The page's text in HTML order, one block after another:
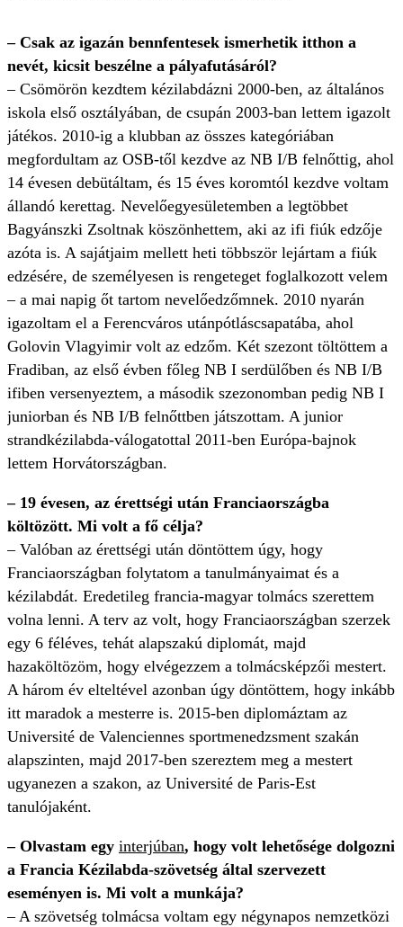
– Csak az igazán bennfentesek ismerhetik itthon a
nevét, kicsit beszélne a pályafutásáról?
– Csömörön kezdtem kézilabdázni 2000-ben, az általános
iskola első osztályában, de csupán 2003-ban lettem igazolt
játékos. 2010-ig a klubban az összes kategóriában
megfordultam az OSB-től kezdve az NB I/B felnőttig, ahol
14 évesen debütáltam, és 15 éves koromtól kezdve voltam
állandó kerettag. Nevelőegyesületemben a legtöbbet
Bagyánszki Zsoltnak köszönhettem, aki az ifi fiúk edzője
azóta is. A sajátjaim mellett heti többször lejártam a fiúk
edzésére, de személyesen is rengeteget foglalkozott velem
– a mai napig őt tartom nevelőedzőmnek. 2010 nyarán
igazoltam el a Ferencváros utánpótláscsapatába, ahol
Golovin Vlagyimir volt az edzőm. Két szezont töltöttem a
Fradiban, az első évben főleg NB I serdülőben és NB I/B
ifiben versenyeztem, a második szezonomban pedig NB I
juniorban és NB I/B felnőttben játszottam. A junior
strandkézilabda-válogatottal 2011-ben Európa-bajnok
lettem Horvátországban.
– 19 évesen, az érettségi után Franciaországba
költözött. Mi volt a fő célja?
– Valóban az érettségi után döntöttem úgy, hogy
Franciaországban folytatom a tanulmányaimat és a
kézilabdát. Eredetileg francia-magyar tolmács szerettem
volna lenni. A terv az volt, hogy Franciaországban szerzek
egy 6 féléves, tehát alapszakú diplomát, majd
hazaköltözöm, hogy elvégezzem a tolmácsképzői mestert.
A három év elteltével azonban úgy döntöttem, hogy inkább
itt maradok a mesterre is. 2015-ben diplomáztam az
Université de Valenciennes sportmenedzsment szakán
alapszinten, majd 2017-ben szereztem meg a mestert
ugyanezen a szakon, az Université de Paris-Est
tanulójaként.
– Olvastam egy interjúban, hogy volt lehetősége dolgozni
a Francia Kézilabda-szövetség által szervezett
eseményen is. Mi volt a munkája?
– A szövetség tolmácsa voltam egy négynapos nemzetközi